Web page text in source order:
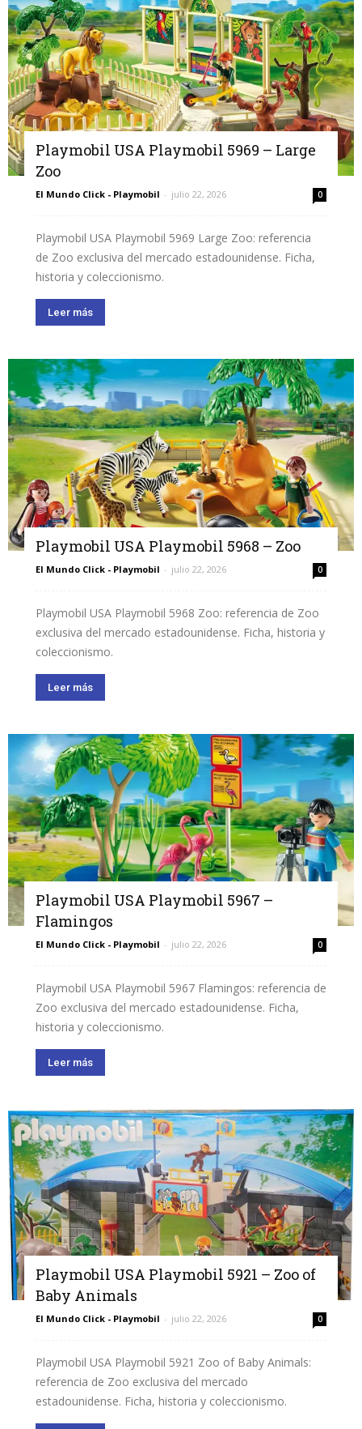
Playmobil USA Playmobil 5969 – Large
Zoo
El Mundo Click - Playmobil - julio 22, 2026 0
Playmobil USA Playmobil 5969 Large Zoo: referencia
de Zoo exclusiva del mercado estadounidense. Ficha,
historia y coleccionismo.
Leer más
Playmobil USA Playmobil 5968 – Zoo
El Mundo Click - Playmobil - julio 22, 2026 0
Playmobil USA Playmobil 5968 Zoo: referencia de Zoo
exclusiva del mercado estadounidense. Ficha, historia y
coleccionismo.
Leer más
Playmobil USA Playmobil 5967 –
Flamingos
El Mundo Click - Playmobil - julio 22, 2026 0
Playmobil USA Playmobil 5967 Flamingos: referencia de
Zoo exclusiva del mercado estadounidense. Ficha,
historia y coleccionismo.
Leer más
Playmobil USA Playmobil 5921 – Zoo of
Baby Animals
El Mundo Click - Playmobil - julio 22, 2026 0
Playmobil USA Playmobil 5921 Zoo of Baby Animals:
referencia de Zoo exclusiva del mercado
estadounidense. Ficha, historia y coleccionismo.